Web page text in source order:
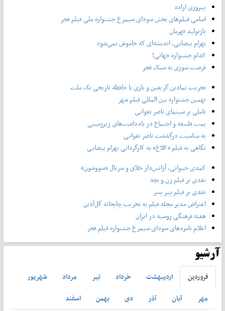
پیروزی اراده
اسامی فیلم‌های بخش سودای سیمرغ جشنواره‌ ملی فیلم فجر
بازتولید قهرمان
بهرام بیضایی، اندیشه‌ای که خاموش نمی‌شود
کدام جشنواره جهانی!
فرصت سوزی به سبک فجر
تخریب نمادین گریفین و بازی با حافظه تاریخی یک ملت
نهمین جشنواره بین المللی فیلم شهر
تاملی بر سینمای ناصر تقوایی
بمب فلسفه و اجتماع در یادداشت‌های زیرزمینی
به مناسبت درگذشت ناصر تقوایی
نگاهی به فیلم «کلاغ» به کارگردانی بهرام بیضایی
کمدی حیوانی، آژانس‌دار خلاق و سریال «سووشون»
نقدی بر فیلم زن و بچه
نقدی بر فیلم پیر پسر
اعتراض مدیر مجله فیلم به تخریب چاپخانه گل‌آذین
هفته فرهنگی روسیه در ایران
اعلام نامزدهای سودای سیمرغ جشنواره فیلم فجر
آرشیو
فروردين ارديبهشت خرداد تير مرداد
شهريور
مهر
آبان آذر دی بهمن
اسفند